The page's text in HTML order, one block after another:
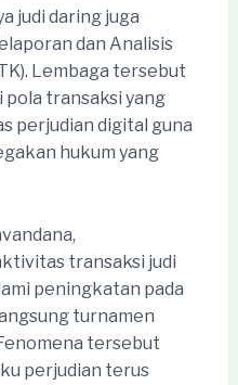
judi daring juga
dan Analisis
Lembaga tersebut
transaksi yang
perjudian digital guna
hukum yang
transaksi judi
peningkatan pada
turnamen
tersebut
perjudian terus